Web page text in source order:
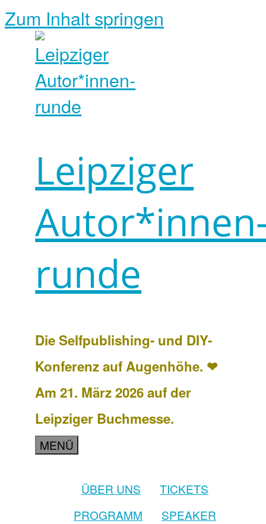
Zum Inhalt springen
Leipziger
runde
Die Selfpublishing- und DIY-
Konferenz auf Augenhöhe. ❤
Am 21. März 2026 auf der
Leipziger Buchmesse.
MENÜ
ÜBER UNS
TICKETS
PROGRAMM
SPEAKER